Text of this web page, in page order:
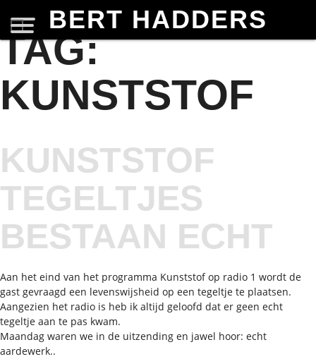
BERT HADDERS
TAG:
KUNSTSTOF
KUNSTSTOF
TEGELTJES
BESTAAN ECHT
Aan het eind van het programma Kunststof op radio 1 wordt de
gast gevraagd een levenswijsheid op een tegeltje te plaatsen.
Aangezien het radio is heb ik altijd geloofd dat er geen echt
tegeltje aan te pas kwam.
Maandag waren we in de uitzending en jawel hoor: echt
aardewerk..